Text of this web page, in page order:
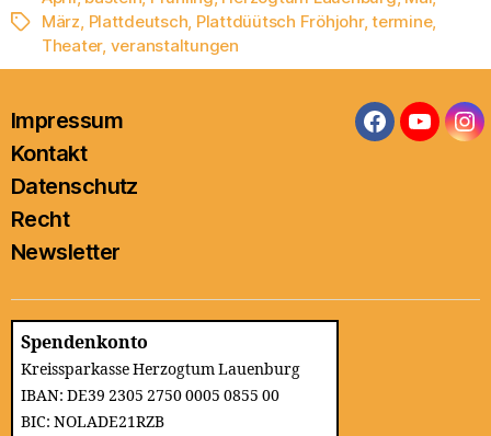
Schlagwörter
März, Plattdeutsch, Plattdüütsch Fröhjohr,termine,
Theater, veranstaltungen
Impressum
Kontakt
Datenschutz
Recht
Newsletter
Facebook
Spendenkonto
Kreissparkasse Herzogtum Lauenburg
IBAN: DE39 2305 2750 0005 0855 00
BIC: NOLADE21RZB